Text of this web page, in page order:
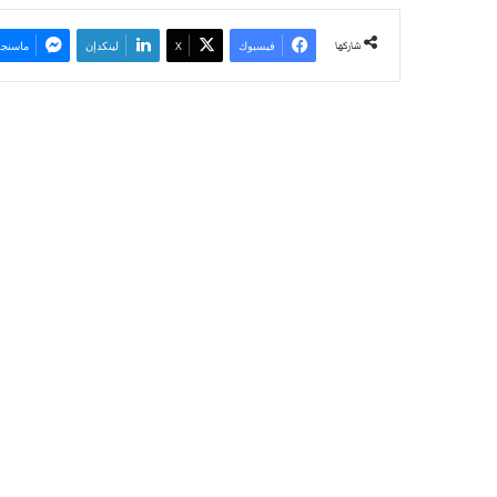
شاركها فيسبوك ‫X لينكدإن